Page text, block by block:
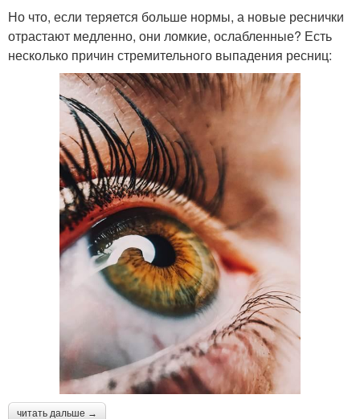
Но что, если теряется больше нормы, а новые реснички
отрастают медленно, они ломкие, ослабленные? Есть
несколько причин стремительного выпадения ресниц:
читать дальше →